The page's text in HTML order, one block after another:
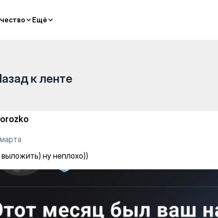
Ещё
Ещё
к ленте
ну неплохо))